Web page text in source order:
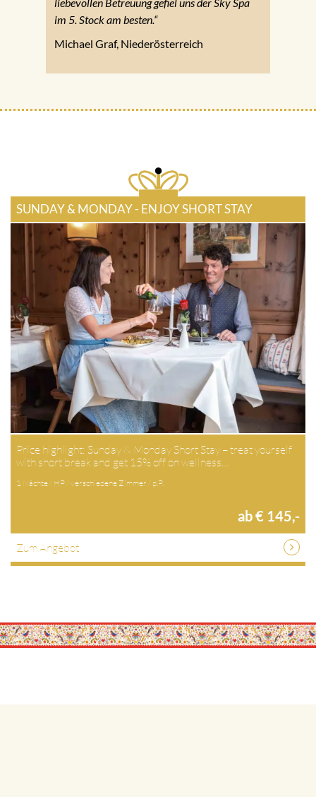
im 5. Stock am besten.“
Michael Graf, Niederösterreich
SUNDAY & MONDAY - ENJOY SHORT STAY
Price highlight: Sunday & Monday Short Stay – treat yourself
with short break and get 15% off on wellness…
1 Nächte / HP / verschiedene Zimmer / p.P.
ab € 145,-
Zum Angebot